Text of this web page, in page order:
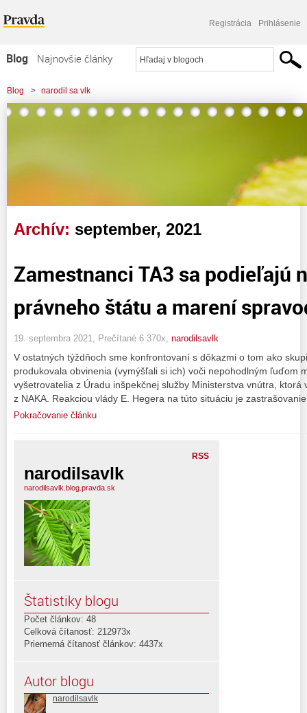
Registrácia Prihlásenie
Blog
Najnovšie články
Najčítanejšie články
Najkomentovanejšie články
Zoznam blogov
Komerčné blogy
Blog > narodil sa vlk
> Zamestnanci TA3 sa podieľajú na krivení právneho štátu a marení
Archív: september, 2021
Zamestnanci TA3 sa podieľajú
právneho štátu a marení
19. septembra 2021, Prečítané 6 370x, narodilsavlk
V ostatných týždňoch sme konfrontovaní s dôkazmi o tom ako
produkovala obvinenia (vymýšľali si ich) voči nepohodlným ľuďom
vyšetrovatelia z Úradu inšpekčnej služby Ministerstva vnútra,
z NAKA. Reakciou vlády E. Hegera na túto situáciu je
Pokračovanie článku
RSS
narodilsavlk
narodilsavlk.blog.pravda.sk
Štatistiky blogu
Počet článkov: 48
Celková čítanosť: 212973x
Priemerná čítanosť článkov: 4437x
Autor blogu
narodilsavlk